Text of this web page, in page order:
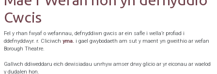
Cwcis
Fel y rhan fwyaf o wefannau, defnyddiwn gwcis ar ein safle i wella’r profiad i
ddefnyddwyr. r. Cliciwch yma. i gael gwybodaeth am sut y maent yn gweithio ar wefan
Borough Theatre.
Gallwch ddiweddaru eich dewisiadau unrhyw amser drwy glicio ar yr eiconau ar waelod
y dudalen hon.